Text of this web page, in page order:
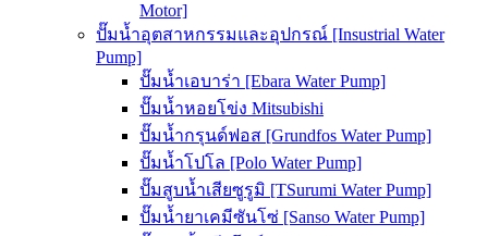
Motor]
ปั๊มน้ำอุตสาหกรรมและอุปกรณ์ [Insustrial Water
Pump]
ปั๊มน้ำเอบาร่า [Ebara Water Pump]
ปั๊มน้ำหอยโข่ง Mitsubishi
ปั๊มน้ำกรุนด์ฟอส [Grundfos Water Pump]
ปั๊มน้ำโปโล [Polo Water Pump]
ปั๊มสูบน้ำเสียซูรูมิ [TSurumi Water Pump]
ปั๊มน้ำยาเคมีซันโซ่ [Sanso Water Pump]